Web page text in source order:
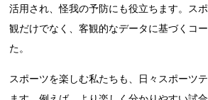
活用され、怪我の予防にも役立ちます。ス
観だけでなく、客観的なデータに基づくコ
た。
スポーツを楽しむ私たちも、日々スポーツ